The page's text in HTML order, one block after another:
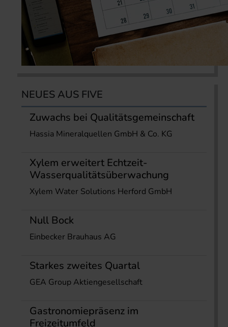
NEUES AUS FIVE
Zuwachs bei Qualitätsgemeinschaft
Hassia Mineralquellen GmbH & Co. KG
Xylem erweitert Echtzeit-
Wasserqualitätsüberwachung
Xylem Water Solutions Herford GmbH
Null Bock
Einbecker Brauhaus AG
Starkes zweites Quartal
GEA Group Aktiengesellschaft
Gastronomiepräsenz im
Freizeitumfeld